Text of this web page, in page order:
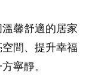
馨舒適的居家
間、提升幸福
寧靜。